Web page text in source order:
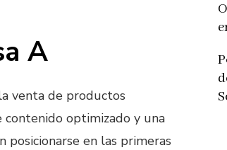
A
venta de productos
contenido optimizado y una
en las primeras